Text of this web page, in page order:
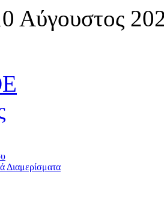
Αύγουστος
Διαμερίσματα